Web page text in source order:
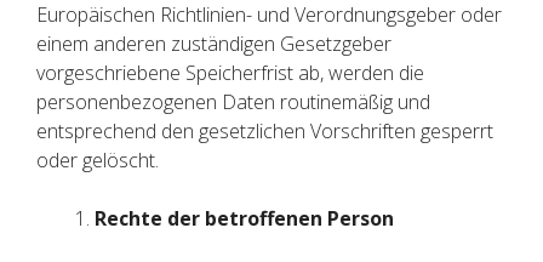
Europäischen Richtlinien- und Verordnungsgeber oder
einem anderen zuständigen Gesetzgeber
vorgeschriebene Speicherfrist ab, werden die
personenbezogenen Daten routinemäßig und
entsprechend den gesetzlichen Vorschriften gesperrt
oder gelöscht.
Rechte der betroffenen Person